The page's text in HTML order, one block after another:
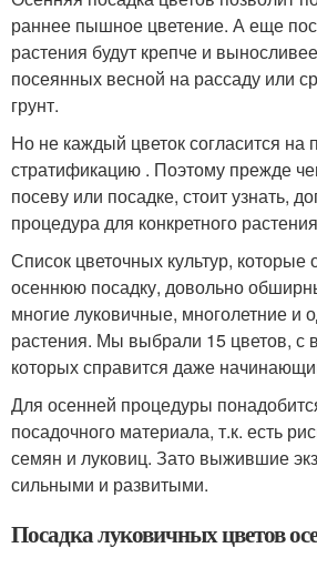
раннее пышное цветение. А еще
растения будут крепче и
посеянных весной на рассаду или
грунт.
Но не каждый цветок согласится на
стратификацию . Поэтому прежде
посеву или посадке, стоит узнать,
процедура для конкретного
Список цветочных культур, которые
осеннюю посадку, довольно
многие луковичные, многолетние и
растения. Мы выбрали 15 цветов,
которых справится даже
Для осенней процедуры
посадочного материала, т.к. есть
семян и луковиц. Зато выжившие
сильными и развитыми.
Посадка луковичных цветов